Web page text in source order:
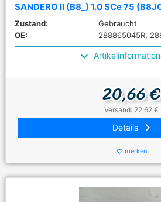
SANDERO II (B8_) 1.0 SCe 75
Zustand:
Gebraucht
OE:
288865045R,
20,66 €
Versand: 22,62 €
Details keyboard_arrow_right
favorite_border merken